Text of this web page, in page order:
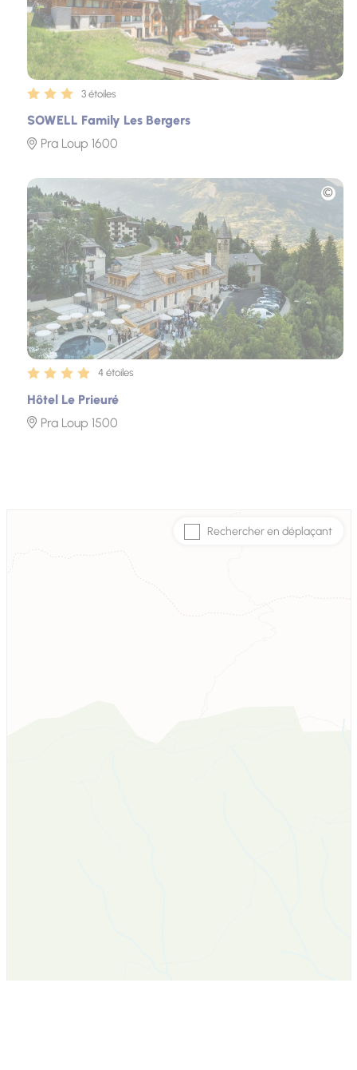
SOWELL Family Les Bergers
3 étoiles
Pra Loup 1600
Hôtel Le Prieuré
4 étoiles
Pra Loup 1500
Photo